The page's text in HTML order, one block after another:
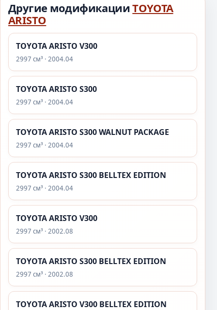
Другие модификацииTOYOTA
ARISTO
TOYOTA ARISTO V300
2997 см³ · 2004.04
TOYOTA ARISTO S300
2997 см³ · 2004.04
TOYOTA ARISTO S300 WALNUT PACKAGE
2997 см³ · 2004.04
TOYOTA ARISTO S300 BELLTEX EDITION
2997 см³ · 2004.04
TOYOTA ARISTO V300
2997 см³ · 2002.08
TOYOTA ARISTO S300 BELLTEX EDITION
2997 см³ · 2002.08
TOYOTA ARISTO V300 BELLTEX EDITION